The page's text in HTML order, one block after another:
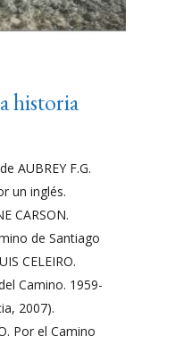
historia
AUBREY F.G.
un inglés.
CARSON.
de Santiago
CELEIRO.
Camino. 1959-
2007).
Por el Camino